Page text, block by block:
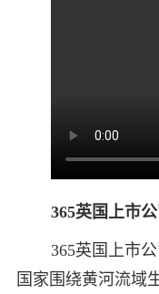
365英国上市
365英国上市
国家围绕黄河流域